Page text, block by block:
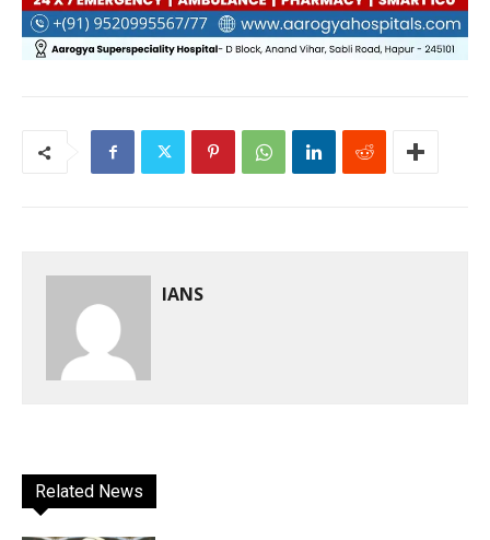
IANS
Related News